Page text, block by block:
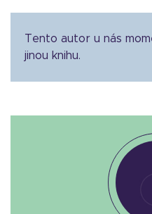
Tento autor u nás
jinou knihu.